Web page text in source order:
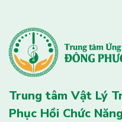
Trung tâm Vật Lý
Phục Hồi Chức Năng